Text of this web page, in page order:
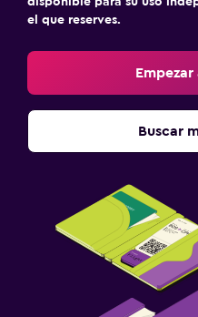
el que reserves.
Empezar
Buscar